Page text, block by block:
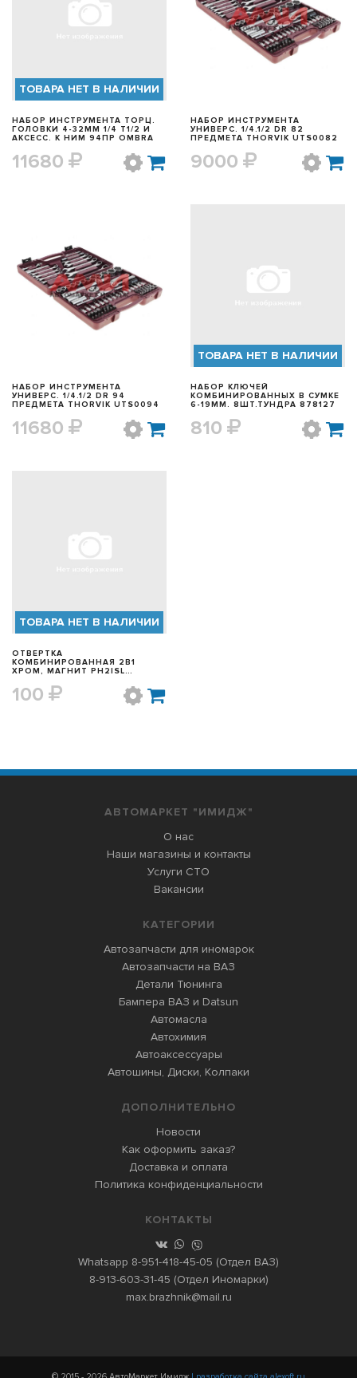
ТОВАРА НЕТ В НАЛИЧИИ
НАБОР ИНСТРУМЕНТА ТОРЦ.
ГОЛОВКИ 4-32ММ 1/4 Т1/2 И
АКСЕСС. К НИМ 94ПР OMBRA
11680
БЫСТРЫЙ ПРОСМОТР
НАБОР ИНСТРУМЕНТА
УНИВЕРС. 1/4.1/2 DR 82
ПРЕДМЕТА THORVIK UTS0082
9000
БЫСТРЫЙ ПРОСМОТР
НАБОР ИНСТРУМЕНТА
УНИВЕРС. 1/4.1/2 DR 94
ПРЕДМЕТА THORVIK UTS0094
11680
ТОВАРА НЕТ В НАЛИЧИИ
НАБОР КЛЮЧЕЙ
КОМБИНИРОВАННЫХ В СУМКЕ
6-19ММ. 8ШТ.ТУНДРА 878127
810
ТОВАРА НЕТ В НАЛИЧИИ
ОТВЕРТКА
КОМБИНИРОВАННАЯ 2В1
ХРОМ, МАГНИТ PH2|SL
100
АВТОМАРКЕТ "ИМИДЖ"
О нас
Наши магазины и контакты
Услуги СТО
Вакансии
КАТЕГОРИИ
Автозапчасти для иномарок
Автозапчасти на ВАЗ
Детали Тюнинга
Бампера ВАЗ и Datsun
Автомасла
Автохимия
Автоаксессуары
Автошины, Диски, Колпаки
ДОПОЛНИТЕЛЬНО
Новости
Как оформить заказ?
Доставка и оплата
Политика конфиденциальности
КОНТАКТЫ
Whatsapp 8-951-418-45-05 (Отдел ВАЗ)
8-913-603-31-45 (Отдел Иномарки)
max.brazhnik@mail.ru